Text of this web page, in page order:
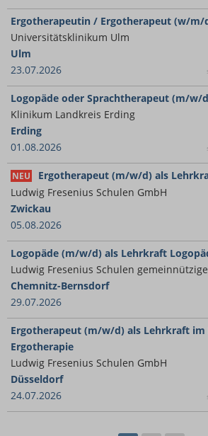
Ergotherapeutin / Ergotherapeut (w/m/
Universitätsklinikum Ulm
Ulm
23.07.2026
Logopäde oder Sprachtherapeut (m/w/
Klinikum Landkreis Erding
Erding
01.08.2026
NEU
Ergotherapeut (m/w/d) als
Ludwig Fresenius Schulen GmbH
Zwickau
05.08.2026
Logopäde (m/w/d) als Lehrkraft
Ludwig Fresenius Schulen
Chemnitz-Bernsdorf
29.07.2026
Ergotherapeut (m/w/d) als Lehrkraft im
Ergotherapie
Ludwig Fresenius Schulen GmbH
Düsseldorf
24.07.2026